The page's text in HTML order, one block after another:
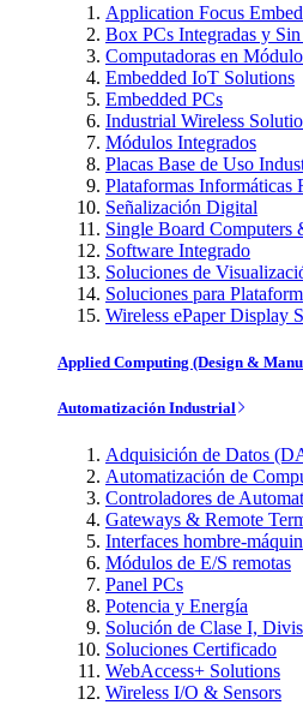
Application Focus
Box PCs Integradas y
Computadoras en
Embedded IoT Solutions
Embedded PCs
Industrial Wireless
Módulos Integrados
Placas Base de Uso
Plataformas Informáticas
Señalización Digital
Single Board Computers
Software Integrado
Soluciones de
Soluciones para
Wireless ePaper Display
Applied Computing (Design &
Automatización Industrial
Adquisición de Datos
Automatización de
Controladores de
Gateways & Remote
Interfaces hombre-
Módulos de E/S remotas
Panel PCs
Potencia y Energía
Solución de Clase I,
Soluciones Certificado
WebAccess+ Solutions
Wireless I/O & Sensors